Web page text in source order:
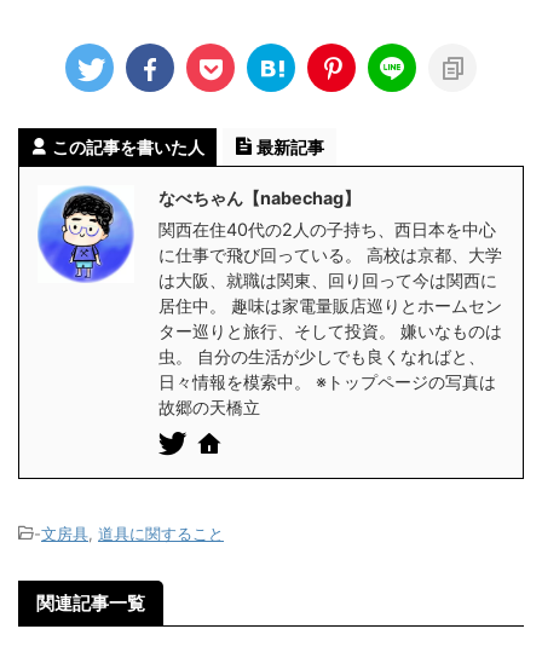
この記事を書いた人 最新記事
なべちゃん【nabechag】
関西在住40代の2人の子持ち、西日本を中心
に仕事で飛び回っている。 高校は京都、大学
は大阪、就職は関東、回り回って今は関西に
居住中。 趣味は家電量販店巡りとホームセン
ター巡りと旅行、そして投資。 嫌いなものは
虫。 自分の生活が少しでも良くなればと、
日々情報を模索中。 ※トップページの写真は
故郷の天橋立
-文房具 道具に関すること
関連記事一覧